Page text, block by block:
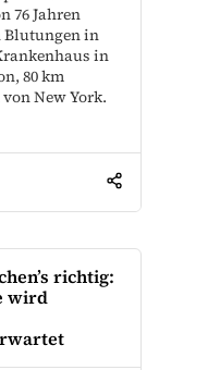
76 Jahren
Blutungen in
in
80 km
New York.
richtig:
wird